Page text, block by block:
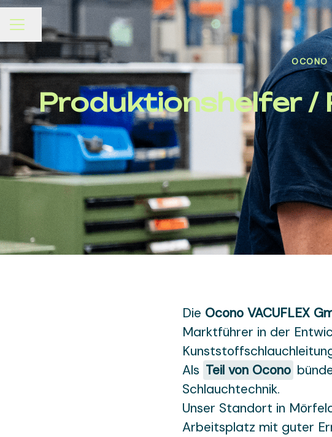
KARRIEREMENÜ
Seite teilen
OCONO
Produktionshelfer /
Die Ocono VACUFLEX
Marktführer in der
Als Teil von Ocono
Schlauchtechnik.
Unser Standort in
Arbeitsplatz mit guter